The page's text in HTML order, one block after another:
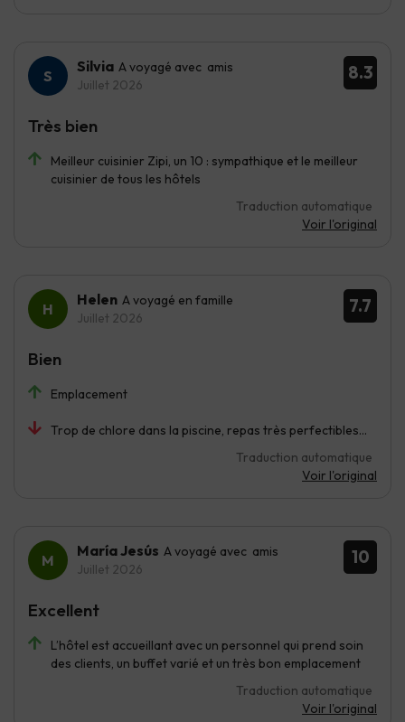
8.3
Silvia A voyagé avec amis
Juillet 2026
Meilleur cuisinier Zipi, un 10 : sympathique et le meilleur
cuisinier de tous les hôtels
Traduction automatique
Voir l'original
Très bien
7.7
Helen A voyagé en famille
Juillet 2026
Emplacement
Trop de chlore dans la piscine, repas très perfectibles…
Traduction automatique
Voir l'original
Bien
10
María Jesús A voyagé avec amis
Juillet 2026
L’hôtel est accueillant avec un personnel qui prend soin
des clients, un buffet varié et un très bon emplacement
Traduction automatique
Voir l'original
Excellent